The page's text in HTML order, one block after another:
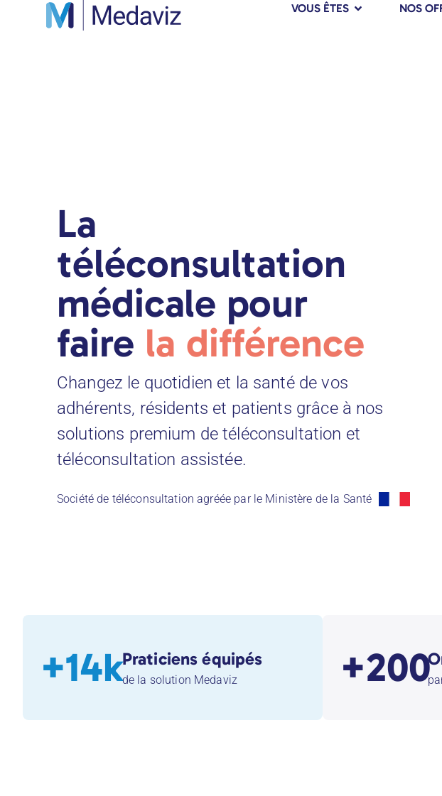
VOUS ÊTES NOS
La
téléconsultation
médicale pour
faire la différence
Changez le quotidien et la santé de vos
adhérents, résidents et patients grâce à nos
solutions premium de téléconsultation et
téléconsultation assistée.
Société de téléconsultation agréée par le Ministère de la Santé
+14kPraticiens équipés
de la solution Medaviz +200